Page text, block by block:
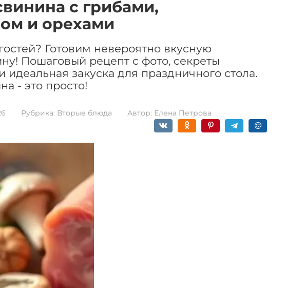
с грибами,
и орехами
Готовим невероятно вкусную
Пошаговый рецепт с фото, секреты
идеальная закуска для праздничного стола.
- это просто!
Рубрика: Вторые блюда Автор: Елена Петрова